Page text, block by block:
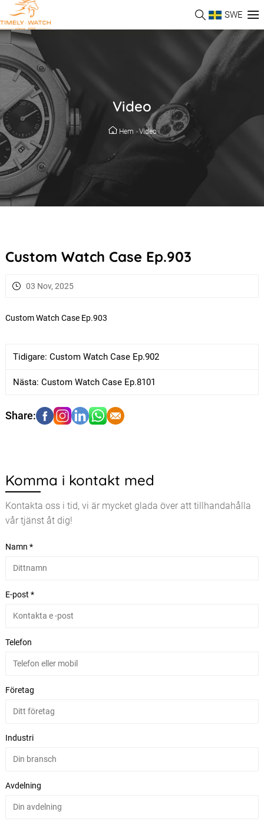
SWE
Video
Hem - Video
Custom Watch Case Ep.903
03 Nov, 2025
Custom Watch Case Ep.903
Tidigare: Custom Watch Case Ep.902
Nästa: Custom Watch Case Ep.8101
Komma i kontakt med
Kontakta oss i tid, vi är mycket glada över att tillhandahålla
vår tjänst åt dig!
Namn *
E-post *
Telefon
Företag
Industri
Avdelning